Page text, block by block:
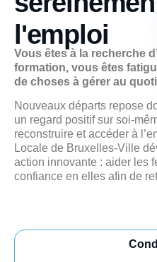
l'emploi
Vous êtes à la recherche
formation, vous êtes
de choses à gérer au
Nouveaux départs repose
un regard positif sur soi-
reconstruire et accéder à
Locale de Bruxelles-Ville
action innovante : aider les
confiance en elles afin de